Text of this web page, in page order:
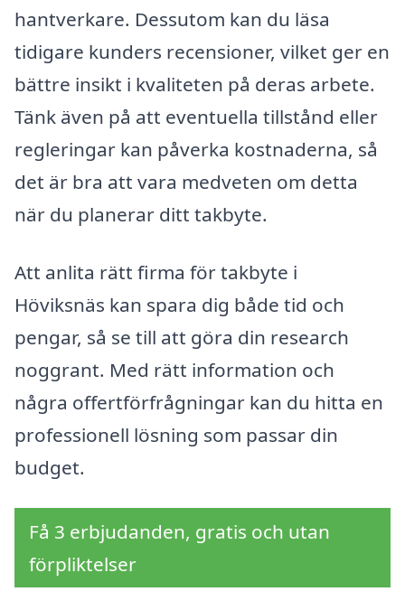
hantverkare. Dessutom kan du läsa
tidigare kunders recensioner, vilket ger en
bättre insikt i kvaliteten på deras arbete.
Tänk även på att eventuella tillstånd eller
regleringar kan påverka kostnaderna, så
det är bra att vara medveten om detta
när du planerar ditt takbyte.
Att anlita rätt firma för takbyte i
Höviksnäs kan spara dig både tid och
pengar, så se till att göra din research
noggrant. Med rätt information och
några offertförfrågningar kan du hitta en
professionell lösning som passar din
budget.
Få 3 erbjudanden, gratis och utan
förpliktelser